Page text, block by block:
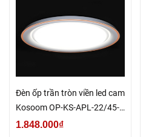
Đèn ốp trần tròn viền led cam
Kosoom OP-KS-APL-22/45-
C-ĐM
1.848.000₫